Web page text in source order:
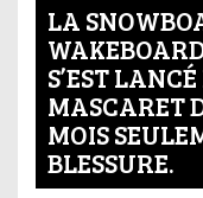
LA
S’EST
MASCARET
MOIS
BLESSURE.